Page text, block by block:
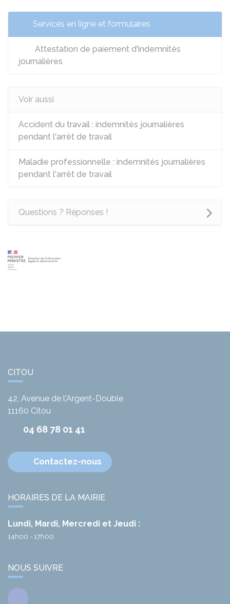
Services en ligne et formulaires
Attestation de paiement d'indemnités
journalières
Voir aussi
Accident du travail : indemnités journalières
pendant l'arrêt de travail
Maladie professionnelle : indemnités journalières
pendant l'arrêt de travail
Questions ? Réponses !
CITOU
42, Avenue de l'Argent-Double
11160 Citou
04 68 78 01 41
Contactez-nous
HORAIRES DE LA MAIRIE
Lundi, Mardi, Mercredi et Jeudi :
14h00 - 17h00
NOUS SUIVRE